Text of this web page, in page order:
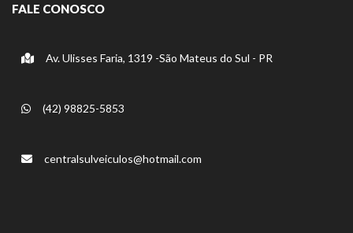
FALE CONOSCO
Av. Ulisses Faria, 1319 -São Mateus do Sul - PR
(42) 98825-5853
centralsulveiculos@hotmail.com